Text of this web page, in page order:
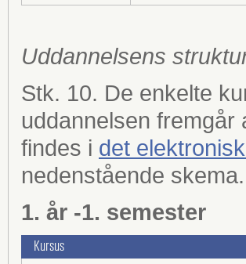
Uddannelsens
Stk. 10. De enkelte
uddannelsen
findes i det
nedenstående skema.
1. år -1. semester
Kursus